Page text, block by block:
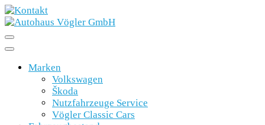
Marken
Volkswagen
Škoda
Nutzfahrzeuge Service
Vögler Classic Cars